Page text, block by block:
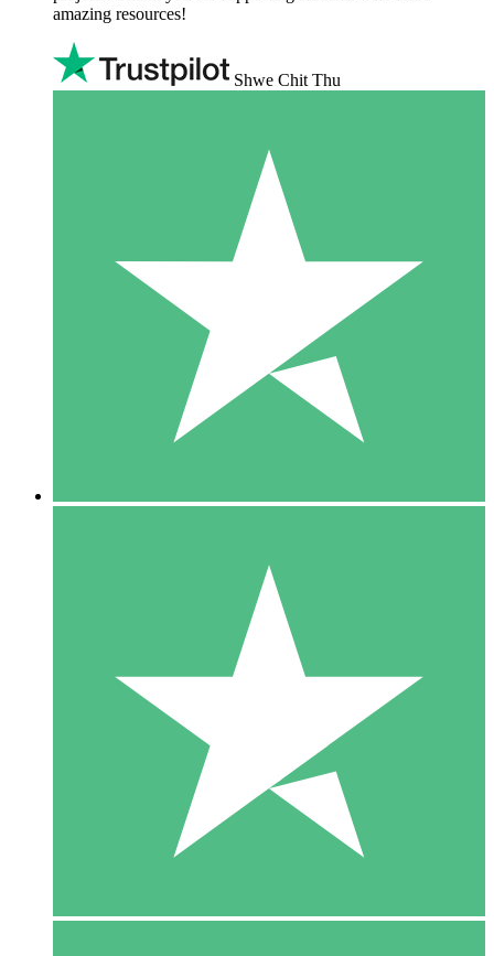
amazing resources!
Shwe Chit Thu